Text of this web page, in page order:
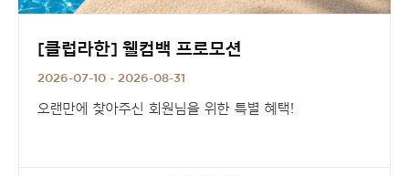
[클럽라한] 웰컴백 프로모션
2026-07-10 - 2026-08-31
오랜만에 찾아주신 회원님을 위한 특별 혜택!